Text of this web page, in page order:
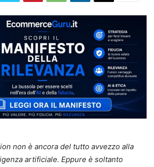
non è ancora del tutto avvezzo alla
artificiale. Eppure è soltanto